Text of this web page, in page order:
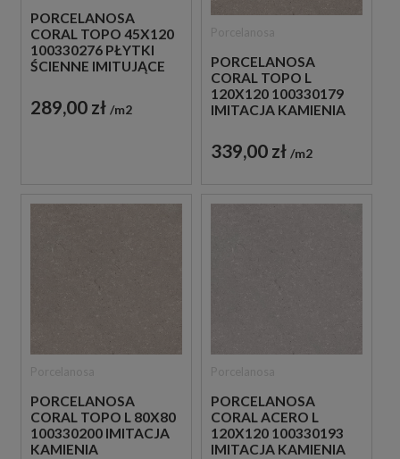
PORCELANOSA
CORAL TOPO 45X120
100330276 PŁYTKI
ŚCIENNE IMITUJĄCE
289,00 zł m2
PORCELANOSA
CORAL TOPO L
120X120 100330179
IMITACJA KAMIENIA
339,00 zł m2
PORCELANOSA
CORAL TOPO L 80X80
100330200 IMITACJA
KAMIENIA
PORCELANOSA
CORAL ACERO L
120X120 100330193
IMITACJA KAMIENIA